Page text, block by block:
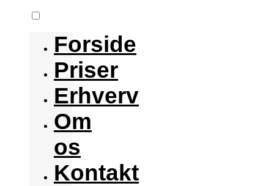
Forside
Priser
Erhverv
Om
os
Kontakt